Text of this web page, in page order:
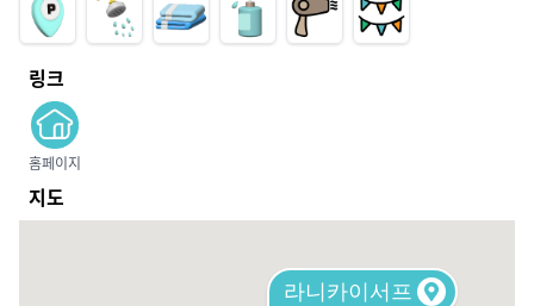
링크
홈페이지
지도
라니카이서프